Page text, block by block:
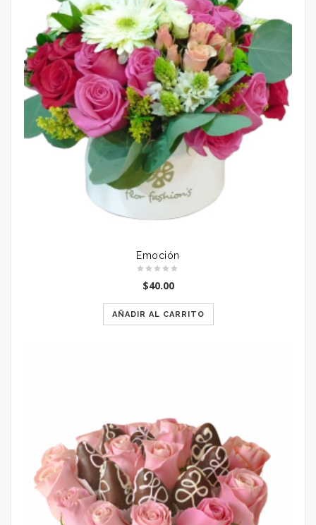
Emoción
$40.00
AÑADIR AL CARRITO